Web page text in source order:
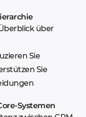
über
Sie
Sie
Systemen